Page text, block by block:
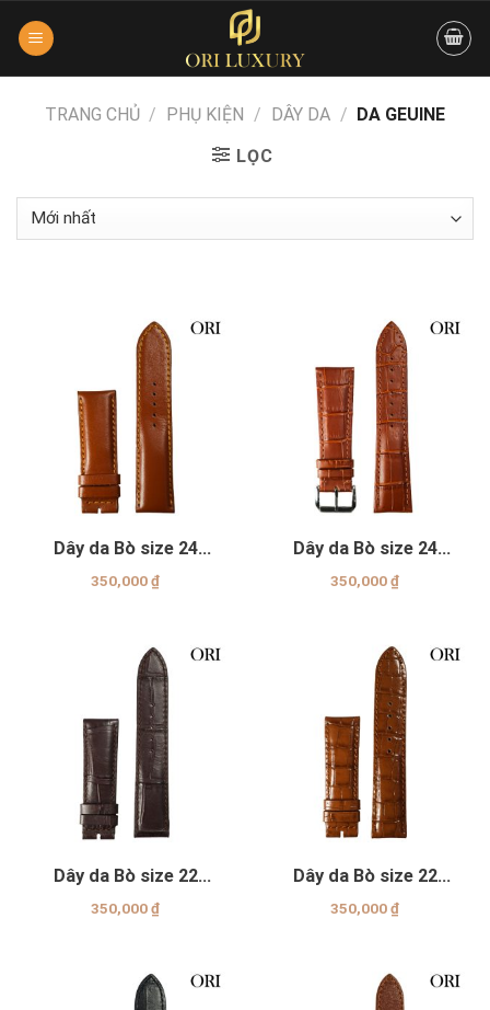
TRANG CHỦ / PHỤ KIỆN / DÂY DA / DA GEUINE
LỌC
Dây da Bò size 24
Genuine
350,000₫
Dây da Bò size 24
Genuine
350,000₫
Dây da Bò size 22
Genuine
350,000₫
Dây da Bò size 22
Genuine
350,000₫